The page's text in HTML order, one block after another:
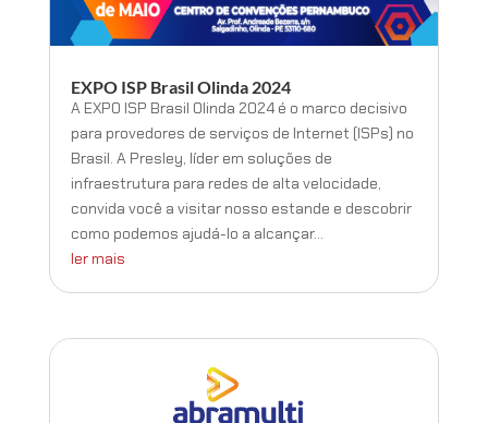
EXPO ISP Brasil Olinda 2024
A EXPO ISP Brasil Olinda 2024 é o marco decisivo
para provedores de serviços de Internet (ISPs) no
Brasil. A Presley, líder em soluções de
infraestrutura para redes de alta velocidade,
convida você a visitar nosso estande e descobrir
como podemos ajudá-lo a alcançar...
ler mais